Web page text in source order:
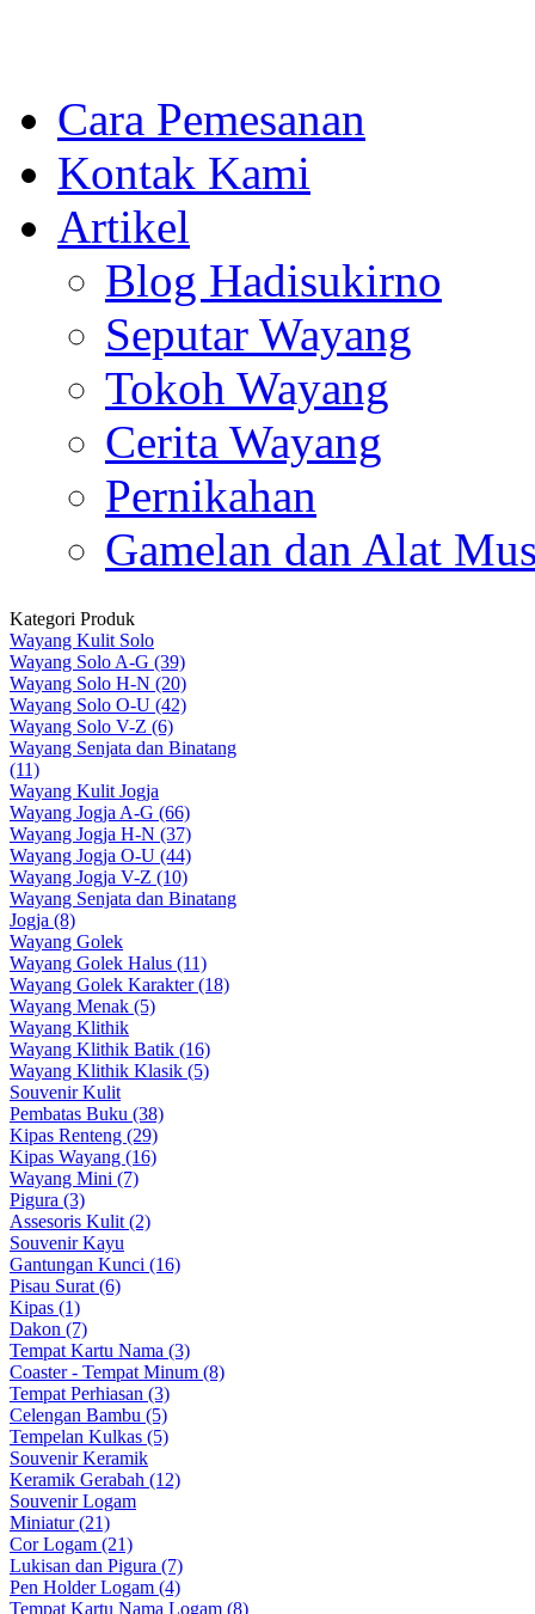
Cara Pemesanan
Kontak Kami
Artikel
Blog Hadisukirno
Seputar Wayang
Tokoh Wayang
Cerita Wayang
Pernikahan
Gamelan dan Alat
Kategori Produk
Wayang Kulit Solo
Wayang Solo A-G (39)
Wayang Solo H-N (20)
Wayang Solo O-U (42)
Wayang Solo V-Z (6)
Wayang Senjata dan Binatang
(11)
Wayang Kulit Jogja
Wayang Jogja A-G (66)
Wayang Jogja H-N (37)
Wayang Jogja O-U (44)
Wayang Jogja V-Z (10)
Wayang Senjata dan Binatang
Jogja (8)
Wayang Golek
Wayang Golek Halus (11)
Wayang Golek Karakter (18)
Wayang Menak (5)
Wayang Klithik
Wayang Klithik Batik (16)
Wayang Klithik Klasik (5)
Souvenir Kulit
Pembatas Buku (38)
Kipas Renteng (29)
Kipas Wayang (16)
Wayang Mini (7)
Pigura (3)
Assesoris Kulit (2)
Souvenir Kayu
Gantungan Kunci (16)
Pisau Surat (6)
Kipas (1)
Dakon (7)
Tempat Kartu Nama (3)
Coaster - Tempat Minum (8)
Tempat Perhiasan (3)
Celengan Bambu (5)
Tempelan Kulkas (5)
Souvenir Keramik
Keramik Gerabah (12)
Souvenir Logam
Miniatur (21)
Cor Logam (21)
Lukisan dan Pigura (7)
Pen Holder Logam (4)
Tempat Kartu Nama Logam (8)